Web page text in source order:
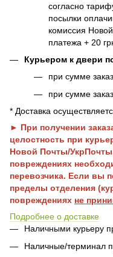
согласно
посылки
комиссия
платежа + 20
Курьером к двери
при сумме
при сумме
* Доставка
► При получении
целостность при
Новой Почты/
повреждениях
перевозчика. Если вы
пределы отделения
повреждениях не
Подробнее о доставке
Наличными курьеру
Наличные/терминал